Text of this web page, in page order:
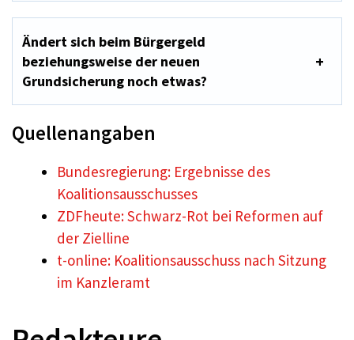
Ändert sich beim Bürgergeld
beziehungsweise der neuen
Grundsicherung noch etwas?
Quellenangaben
Bundesregierung: Ergebnisse des
Koalitionsausschusses
ZDFheute: Schwarz-Rot bei Reformen auf
der Zielline
t-online: Koalitionsausschuss nach Sitzung
im Kanzleramt